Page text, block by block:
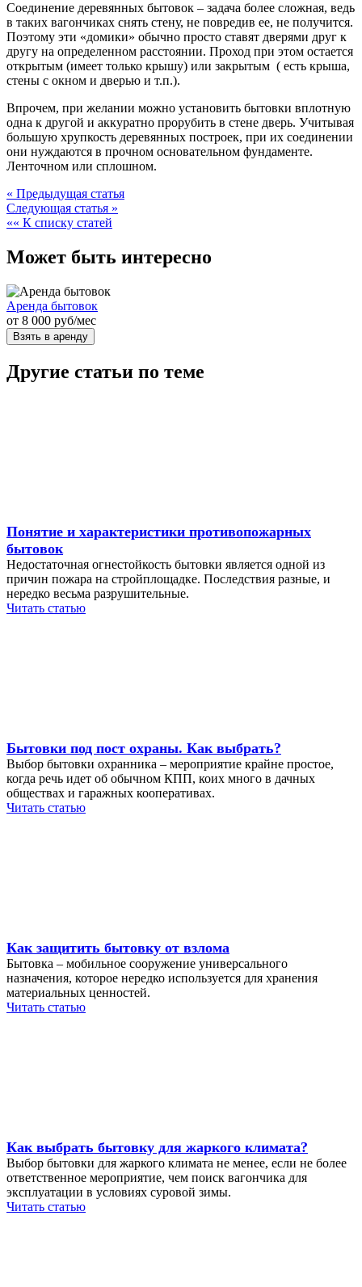
Соединение деревянных бытовок – задача более сложная, ведь
в таких вагончиках снять стену, не повредив ее, не получится.
Поэтому эти «домики» обычно просто ставят дверями друг к
другу на определенном расстоянии. Проход при этом остается
открытым (имеет только крышу) или закрытым ( есть крыша,
стены с окном и дверью и т.п.).
Впрочем, при желании можно установить бытовки вплотную
одна к другой и аккуратно прорубить в стене дверь. Учитывая
большую хрупкость деревянных построек, при их соединении
они нуждаются в прочном основательном фундаменте.
Ленточном или сплошном.
« Предыдущая статья
Следующая статья »
«« К списку статей
Может быть интересно
Аренда бытовок
от 8 000 руб/мес
Взять в аренду
Другие статьи по теме
Понятие и характеристики противопожарных
бытовок
Недостаточная огнестойкость бытовки является одной из
причин пожара на стройплощадке. Последствия разные, и
нередко весьма разрушительные.
Читать статью
Бытовки под пост охраны. Как выбрать?
Выбор бытовки охранника – мероприятие крайне простое,
когда речь идет об обычном КПП, коих много в дачных
обществах и гаражных кооперативах.
Читать статью
Как защитить бытовку от взлома
Бытовка – мобильное сооружение универсального
назначения, которое нередко используется для хранения
материальных ценностей.
Читать статью
Как выбрать бытовку для жаркого климата?
Выбор бытовки для жаркого климата не менее, если не более
ответственное мероприятие, чем поиск вагончика для
эксплуатации в условиях суровой зимы.
Читать статью